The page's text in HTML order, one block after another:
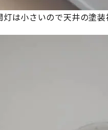
は小さいので天井の塗装